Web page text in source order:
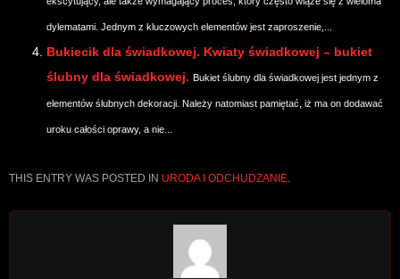
dylematami. Jednym z kluczowych elementów jest zaproszenie,...
Bukiecik dla świadkowej. Kwiaty świadkowej – bukiet
ślubny dla świadkowej. Bukiet ślubny dla świadkowej jest jednym z
elementów ślubnych dekoracji. Należy natomiast pamiętać, iż ma on dodawać
uroku całości oprawy, a nie...
THIS ENTRY WAS POSTED IN URODA I ODCHUDZANIE